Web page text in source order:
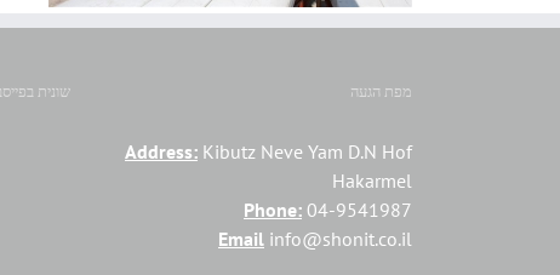
מפת הגעה
Address: Kibutz Neve Yam D.N Hof
Hakarmel
Phone: 04-9541987
Email info@shonit.co.il
שונית